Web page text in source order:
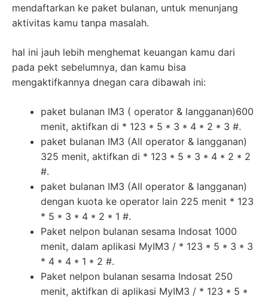
mendaftarkan ke paket bulanan, untuk menunjang
aktivitas kamu tanpa masalah.
hal ini jauh lebih menghemat keuangan kamu dari
pada pekt sebelumnya, dan kamu bisa
mengaktifkannya dnegan cara dibawah ini:
paket bulanan IM3 ( operator & langganan)600
menit, aktifkan di * 123 * 5 * 3 * 4 * 2 * 3 #.
paket bulanan IM3 (All operator & langganan)
325 menit, aktifkan di * 123 * 5 * 3 * 4 * 2 * 2
#.
paket bulanan IM3 (All operator & langganan)
dengan kuota ke operator lain 225 menit * 123
* 5 * 3 * 4 * 2 * 1 #.
Paket nelpon bulanan sesama Indosat 1000
menit, dalam aplikasi MyIM3 / * 123 * 5 * 3 * 3
* 4 * 4 * 1 * 2 #.
Paket nelpon bulanan sesama Indosat 250
menit, aktifkan di aplikasi MyIM3 / * 123 * 5 *